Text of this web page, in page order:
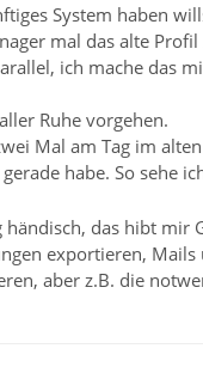
System haben
mal das alte
ich mache das
Ruhe vorgehen.
Mal am Tag im
habe. So sehe
händisch, das hibt
exportieren,
aber z.B. die